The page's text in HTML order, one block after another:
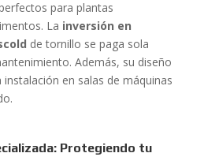
para plantas
La inversión en
de tornillo se paga sola
Además, su diseño
en salas de máquinas
Protegiendo tu